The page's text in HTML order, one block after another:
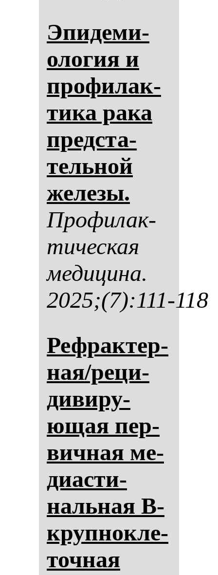
Эпи­де­ми­
оло­гия и
про­фи­лак­
ти­ка ра­ка
пред­ста­
тель­ной
же­ле­зы.
Про­фи­лак­
ти­чес­кая
ме­ди­ци­на.
2025;(7):111-118
Реф­рак­тер­
ная/ре­ци­
ди­ви­ру­
ющая пер­
вич­ная ме­
ди­ас­ти­
наль­ная B-
круп­нок­ле­
точ­ная